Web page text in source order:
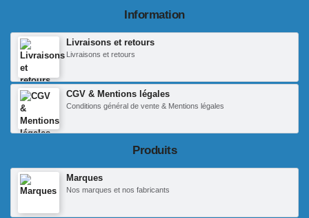
Information
Livraisons et retours
Livraisons et retours
CGV & Mentions légales
Conditions général de vente & Mentions légales
Produits
Marques
Nos marques et nos fabricants